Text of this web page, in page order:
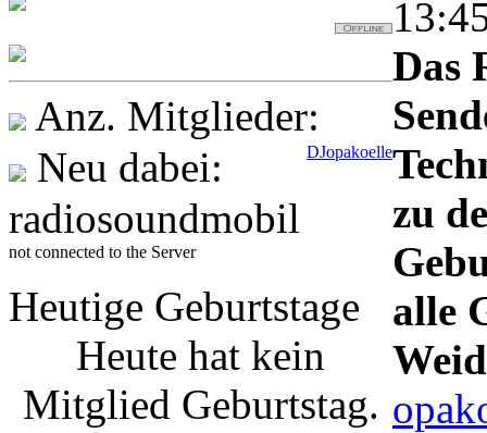
Anz. Mitglieder:
Neu dabei: DJopakoelle
radiosoundmobil
not connected to the Server
Heutige Geburtstage
Heute hat kein
Mitglied Geburtstag.
Das
zu
alle